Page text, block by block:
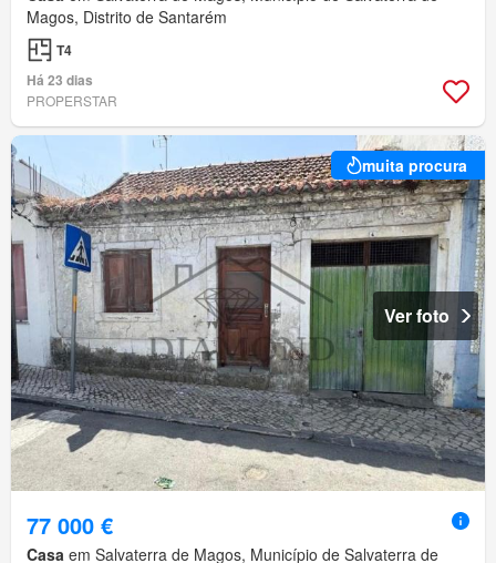
Magos, Distrito de Santarém
T4
Há 23 dias
PROPERSTAR
muita procura
Ver foto
77 000 €
Casa em Salvaterra de Magos, Município de Salvaterra de